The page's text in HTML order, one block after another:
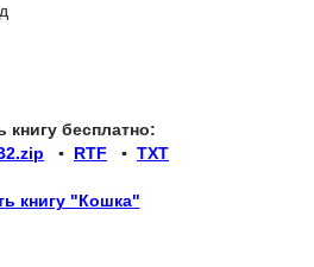
книгу бесплатно:
▪ RTF ▪ TXT
книгу "Кошка"